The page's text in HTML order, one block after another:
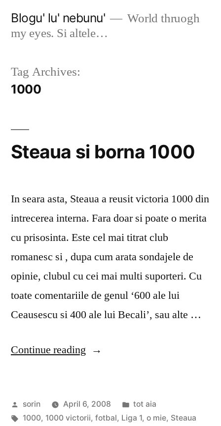
Blogu' lu' nebunu'
World thruogh
my eyes. Si altele…
Tag Archives:
1000
Steaua si borna 1000
In seara asta, Steaua a reusit victoria 1000 din
intrecerea interna. Fara doar si poate o merita
cu prisosinta. Este cel mai titrat club
romanesc si , dupa cum arata sondajele de
opinie, clubul cu cei mai multi suporteri. Cu
toate comentariile de genul ‘600 ale lui
Ceausescu si 400 ale lui Becali’, sau alte …
Continue reading “Steaua
1000”
Posted
by
sorin April 6, 2008
Posted
in
tot aia
Tags:
1000, 1000 victorii, fotbal, Liga 1, o mie, Steaua